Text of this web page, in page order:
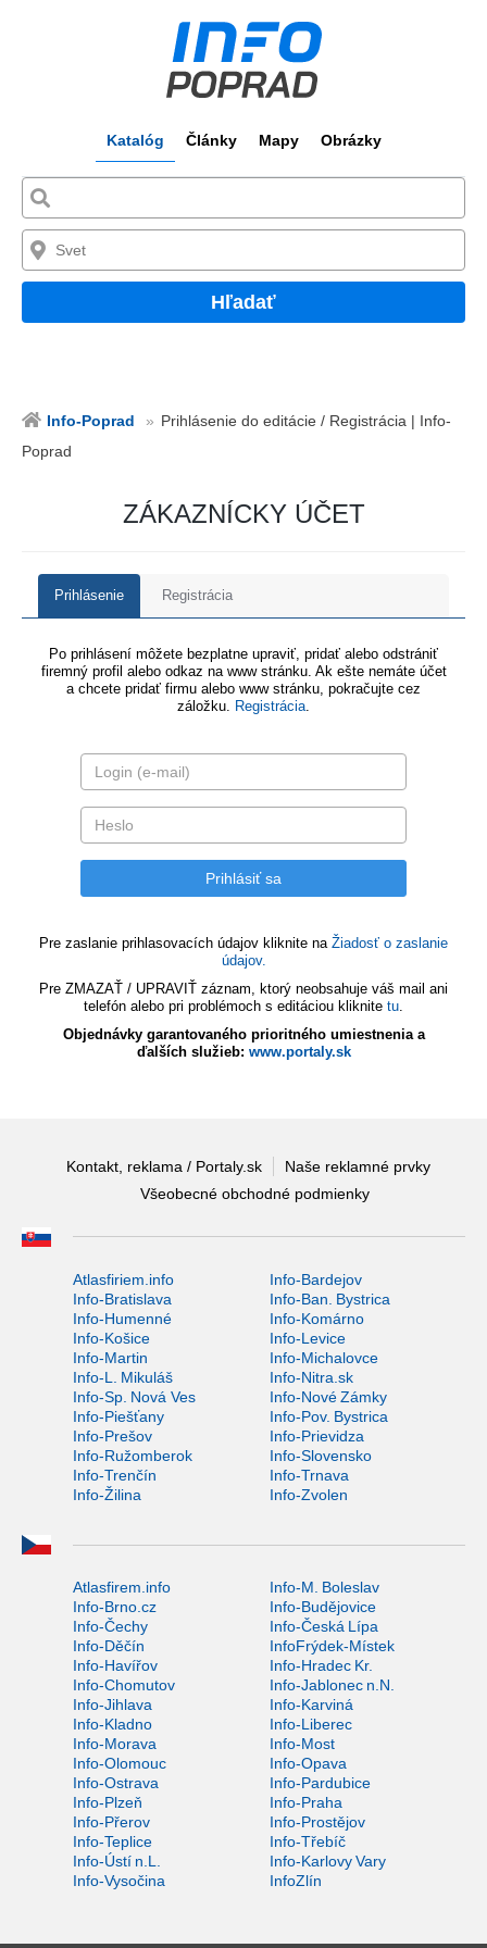
Katalóg Články Mapy Obrázky
Hľadať
Info-Poprad
Prihlásenie do editácie / Registrácia | Info-
Poprad
ZÁKAZNÍCKY ÚČET
Prihlásenie Registrácia
Po prihlásení môžete bezplatne upraviť, pridať alebo odstrániť
firemný profil alebo odkaz na www stránku. Ak ešte nemáte účet
a chcete pridať firmu alebo www stránku, pokračujte cez
záložku. Registrácia.
Pre zaslanie prihlasovacích údajov kliknite na Žiadosť o zaslanie
údajov.
Pre ZMAZAŤ / UPRAVIŤ záznam, ktorý neobsahuje váš mail ani
telefón alebo pri problémoch s editáciou kliknite tu.
Objednávky garantovaného prioritného umiestnenia a
ďalších služieb: www.portaly.sk
Kontakt, reklama / Portaly.sk
Naše reklamné prvky
Všeobecné obchodné podmienky
Atlasfiriem.info
Info-Bardejov
Info-Bratislava
Info-Ban. Bystrica
Info-Humenné
Info-Komárno
Info-Košice
Info-Levice
Info-Martin
Info-Michalovce
Info-L. Mikuláš
Info-Nitra.sk
Info-Sp. Nová Ves
Info-Nové Zámky
Info-Piešťany
Info-Pov. Bystrica
Info-Prešov
Info-Prievidza
Info-Ružomberok
Info-Slovensko
Info-Trenčín
Info-Trnava
Info-Žilina
Info-Zvolen
Atlasfirem.info
Info-M. Boleslav
Info-Brno.cz
Info-Budějovice
Info-Čechy
Info-Česká Lípa
Info-Děčín
InfoFrýdek-Místek
Info-Havířov
Info-Hradec Kr.
Info-Chomutov
Info-Jablonec n.N.
Info-Jihlava
Info-Karviná
Info-Kladno
Info-Liberec
Info-Morava
Info-Most
Info-Olomouc
Info-Opava
Info-Ostrava
Info-Pardubice
Info-Plzeň
Info-Praha
Info-Přerov
Info-Prostějov
Info-Teplice
Info-Třebíč
Info-Ústí n.L.
Info-Karlovy Vary
Info-Vysočina
InfoZlín